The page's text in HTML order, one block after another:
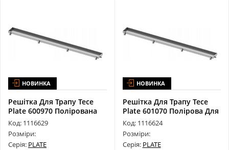
НОВИНКА
Решітка Для Трапу Tece
Plate 600970 Полірована
Для К...
Код: 1116629
Розміри:
Серія: PLATE
НОВИНКА
Решітка Для Трапу Tece
Plate 601070 Полірова Для
Кан...
Код: 1116624
Розміри:
Серія: PLATE